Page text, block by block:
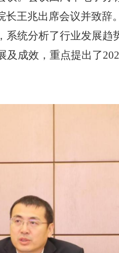
王兆出席会议并致辞。
统分析了行业发展趋
及成效，重点提出了